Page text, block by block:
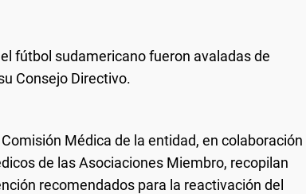
fútbol sudamericano fueron avaladas de
Consejo Directivo.
Médica de la entidad, en colaboración
de las Asociaciones Miembro, recopilan
recomendados para la reactivación del